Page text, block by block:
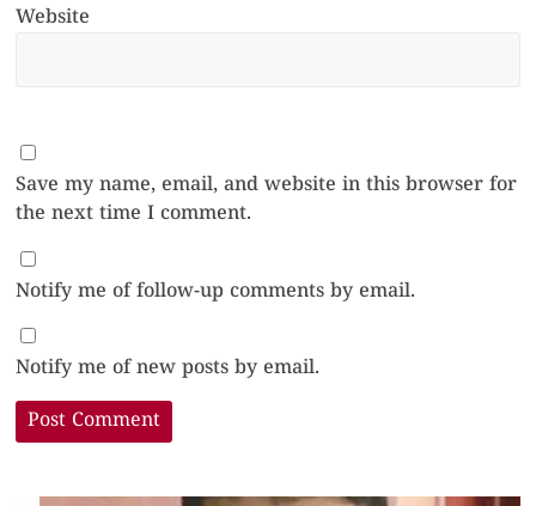
Website
Save my name, email, and website in this browser for
the next time I comment.
Notify me of follow-up comments by email.
Notify me of new posts by email.